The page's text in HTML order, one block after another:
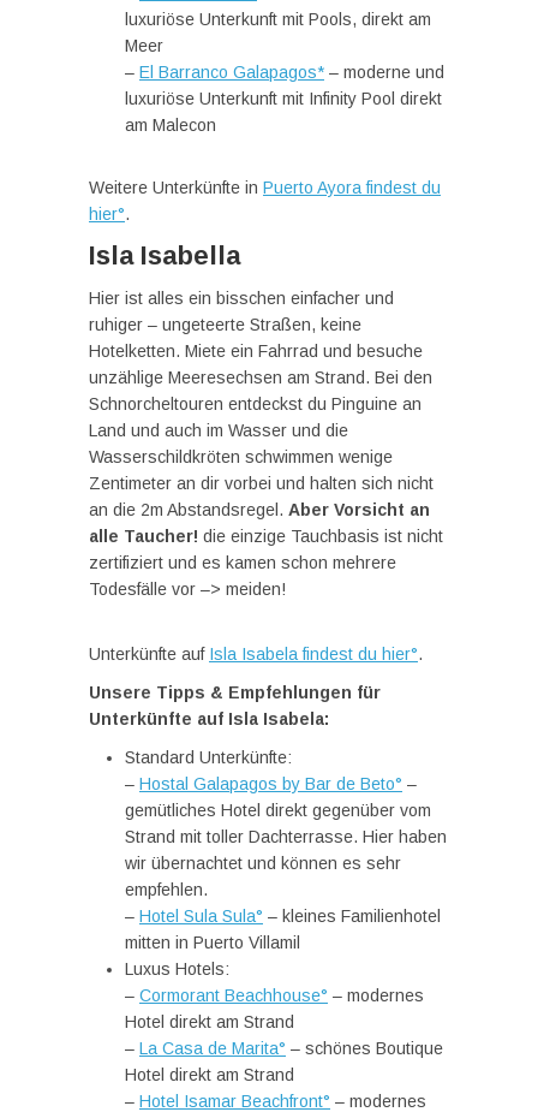
luxuriöse Unterkunft mit Pools, direkt am
Meer
– El Barranco Galapagos* – moderne und
luxuriöse Unterkunft mit Infinity Pool direkt
am Malecon
Weitere Unterkünfte in Puerto Ayora findest du
hier°.
Isla Isabella
Hier ist alles ein bisschen einfacher und
ruhiger – ungeteerte Straßen, keine
Hotelketten. Miete ein Fahrrad und besuche
unzählige Meeresechsen am Strand. Bei den
Schnorcheltouren entdeckst du Pinguine an
Land und auch im Wasser und die
Wasserschildkröten schwimmen wenige
Zentimeter an dir vorbei und halten sich nicht
an die 2m Abstandsregel. Aber Vorsicht an
alle Taucher! die einzige Tauchbasis ist nicht
zertifiziert und es kamen schon mehrere
Todesfälle vor –> meiden!
Unterkünfte auf Isla Isabela findest du hier°.
Unsere Tipps & Empfehlungen für
Unterkünfte auf Isla Isabela:
Standard Unterkünfte:
– Hostal Galapagos by Bar de Beto° –
gemütliches Hotel direkt gegenüber vom
Strand mit toller Dachterrasse. Hier haben
wir übernachtet und können es sehr
empfehlen.
– Hotel Sula Sula° – kleines Familienhotel
mitten in Puerto Villamil
Luxus Hotels:
– Cormorant Beachhouse° – modernes
Hotel direkt am Strand
– La Casa de Marita° – schönes Boutique
Hotel direkt am Strand
– Hotel Isamar Beachfront° – modernes